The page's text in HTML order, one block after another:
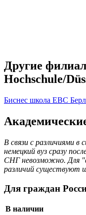
Другие
Hochschule/
Биснес школа EBC
В связи с различиями в
немецкий вуз сразу
СНГ невозможно. Для
различий существуют
Для граждан
В наличии